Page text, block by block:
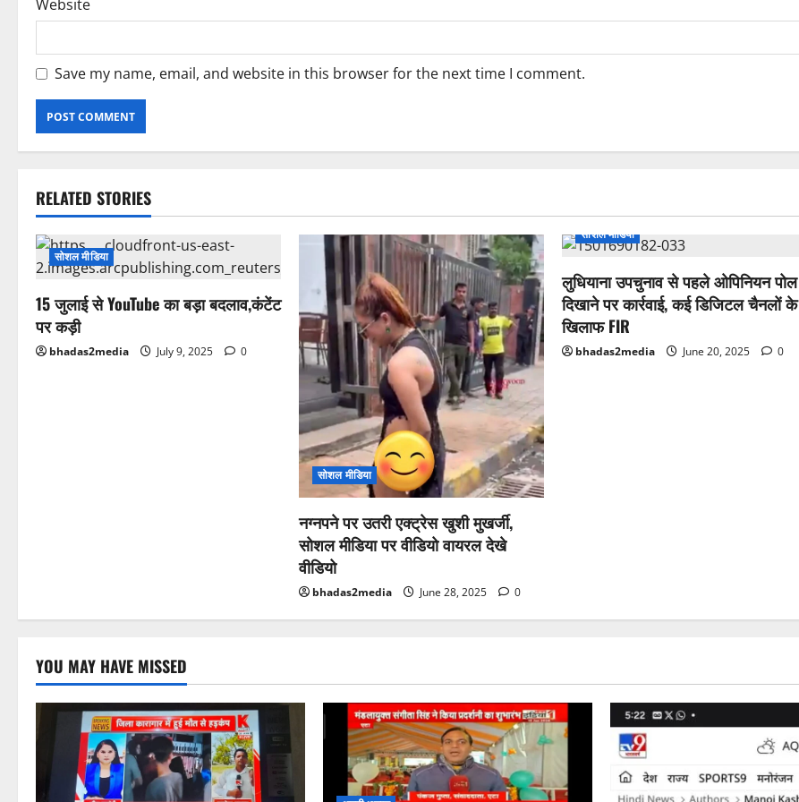
Website
Save my name, email, and website in this browser for the next time I comment.
RELATED STORIES
सोशल मीडिया
15 जुलाई से YouTube का बड़ा बदलाव,कंटेंट
पर कड़ी
bhadas2media July 9, 2025 0
सोशल मीडिया
नग्नपने पर उतरी एक्ट्रेस खुशी मुखर्जी,
सोशल मीडिया पर वीडियो वायरल देखे
वीडियो
bhadas2media June 28, 2025 0
सोशल मीडिया
लुधियाना उपचुनाव से पहले ओपिनियन पोल
दिखाने पर कार्रवाई, कई डिजिटल चैनलों के
खिलाफ FIR
bhadas2media June 20, 2025 0
YOU MAY HAVE MISSED